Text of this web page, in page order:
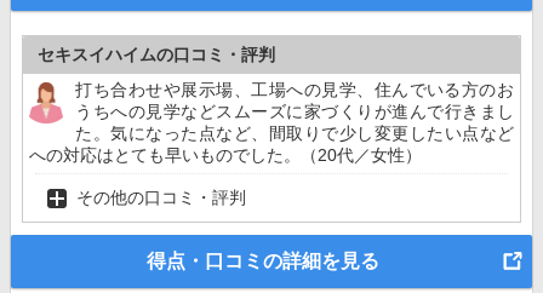
セキスイハイムの口コミ・評判
打ち合わせや展示場、工場への見学、住んでいる方のお
うちへの見学などスムーズに家づくりが進んで行きまし
た。気になった点など、間取りで少し変更したい点など
への対応はとても早いものでした。（20代／女性）
その他の口コミ・評判
得点・口コミの詳細を見る